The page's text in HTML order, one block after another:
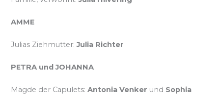
AMME
Julias Ziehmutter:Julia Richter
PETRA und JOHANNA
Mägde der Capulets:Antonia Venker und Sophia